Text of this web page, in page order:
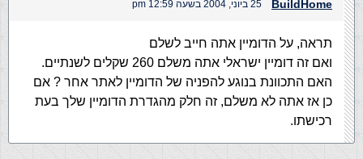
BuildHome 25 ביוני, 2004 בשעה 12:59 pm
תראה, על הדומיין אתה חייב לשלם
ואם זה דומיין ישראלי אתה משלם 260 שקלים לשנתיים.
האם התכוונת בנוגע להפניה של הדומיין לאתר אחר ? אם
כן אז אתה לא משלם, זה חלק מהגדרת הדומיין שלך בעת
רכישתו.